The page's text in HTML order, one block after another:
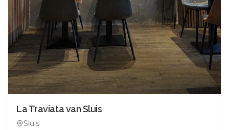
La Traviata van Sluis
Sluis